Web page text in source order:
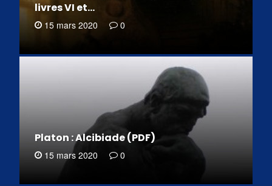
livres VI et…
15 mars 2020 0
Platon : Alcibiade (PDF)
15 mars 2020 0